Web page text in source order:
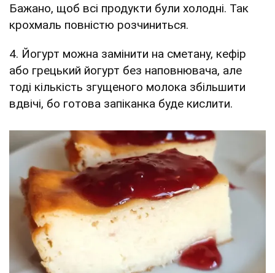
Бажано, щоб всі продукти були холодні. Так
крохмаль повністю розчиниться.
4. Йогурт можна замінити на сметану, кефір
або грецький йогурт без наповнювача, але
тоді кількість згущеного молока збільшити
вдвічі, бо готова запіканка буде кислити.